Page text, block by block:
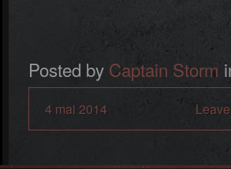
Posted by Captain Storm
4 mai 2014